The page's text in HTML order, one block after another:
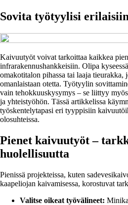
Sovita työtyylisi
Kaivuutyöt voivat tarkoittaa kaikkea
infrarakennushankkeisiin. Olipa
omakotitalon pihassa tai laaja tieurakka,
omanlaistaan otetta. Työtyylin
vain tehokkuuskysymys – se liittyy
ja yhteistyöhön. Tässä artikkelissa
työskentelytapasi eri tyyppisiin
olosuhteissa.
Pienet kaivuutyöt –
huolellisuutta
Pienissä projekteissa, kuten
kaapeliojan kaivamisessa, korostuvat
Valitse oikeat työvälineet: